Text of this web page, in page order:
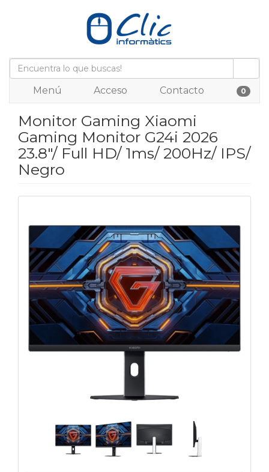
Menú Acceso Contacto 0
Monitor Gaming Xiaomi
Gaming Monitor G24i 2026
23.8"/ Full HD/ 1ms/ 200Hz/ IPS/
Negro